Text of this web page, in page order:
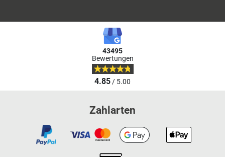
43495
Bewertungen
4.85/ 5.00
Zahlarten